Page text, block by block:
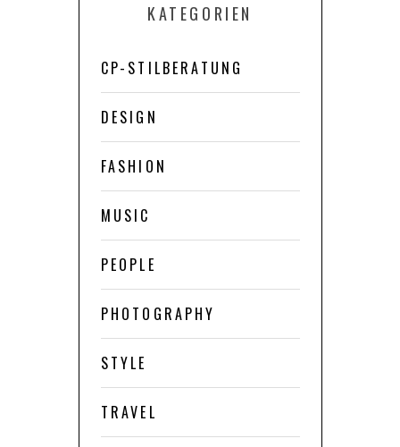
KATEGORIEN
CP-STILBERATUNG
DESIGN
FASHION
MUSIC
PEOPLE
PHOTOGRAPHY
STYLE
TRAVEL